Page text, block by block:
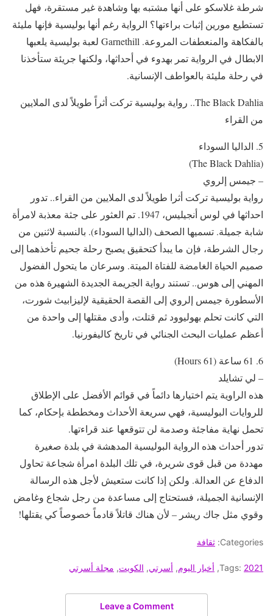
شرطة غلاسكو على أنها مشتبه بها وشاهدة غير مستقرة، فهل
تستطيع مورين إثبات براءتها؟ الرواية رغم أنها بوليسية فإنها مليئة
بالفكاهة والمنعطفات المروعة. Garnethill لعبة بوليسية يلعبها
الابطال في الرواية تمر بهدوء في أحداثها، ولكنها جريئة ستأخذنا
في رحلة مليئة بالعواطف الإنسانية.
‏The Black Dahlia.. رواية بوليسية تركت أثراً طويلاً لدى الملايين
من القراء
5. الداليا السوداء
‏(The Black Dahlia)
– جيمس إلروي
رواية بوليسية تركت أثرا طويلاً لدى الملايين من القراء.. تدور
احداثها في لوس أنجيليس، 1947. تم العثور على جثة معذبة لامرأة
شابة جميلة. تسميها الصحف (الداليا السوداء). بالنسبة لاثنين من
رجال الشرطة، فإن ما يبدأ كتحقيق يصبح رحلة جحيم تأخذهما إلى
صميم الحياة الغامضة للفتاة الميتة. وسرعان ما يتحول الفضول
المهني إلى هوس.. تستند رواية الجريمة الجديدة الشهيرة هذه من
الأسطورة جيمس إلروي إلى القصة الحقيقية لإليزابيث شورت،
التي كانت تحلم بهوليوود ثم قتلت، وأدى مقتلها إلى واحدة من
أعظم عمليات البحث الجنائي في تاريخ كاليفورنيا.
6. 61 ساعة (61 Hours)
– لي تشايلد
هذه الراوية يتم اختيارها دائماً في قوائم الأفضل على الإطلاق
للروايات البوليسية، فهي سريعة الأحداث ومخططة بإحكام، كما
تحمل نهاية مفاجئة وصدمة لن تتوقعها عند قراءتها.
تدور أحداث هذه الرواية البوليسية المدهشة في بلدة صغيرة
مهددة من قبل قوى شريرة، في تلك البلدة امرأة شجاعة تحاول
الدفاع عن العدالة. ولكن إذا كانت ستعيش لأجل هذه الرسالة
الإنسانية الجميلة، فستحتاج إلى مساعدة من رجل شجاع وغامض
وقوي مثل جاك ريشر – لأن هناك قاتلاً قادماً خصوصاً كي يقتلها!
Categories: ثقافة
Tags: 2021
, أخبار اليوم, أسرتي, الكويت, مجلة أسرتي
Leave a Comment